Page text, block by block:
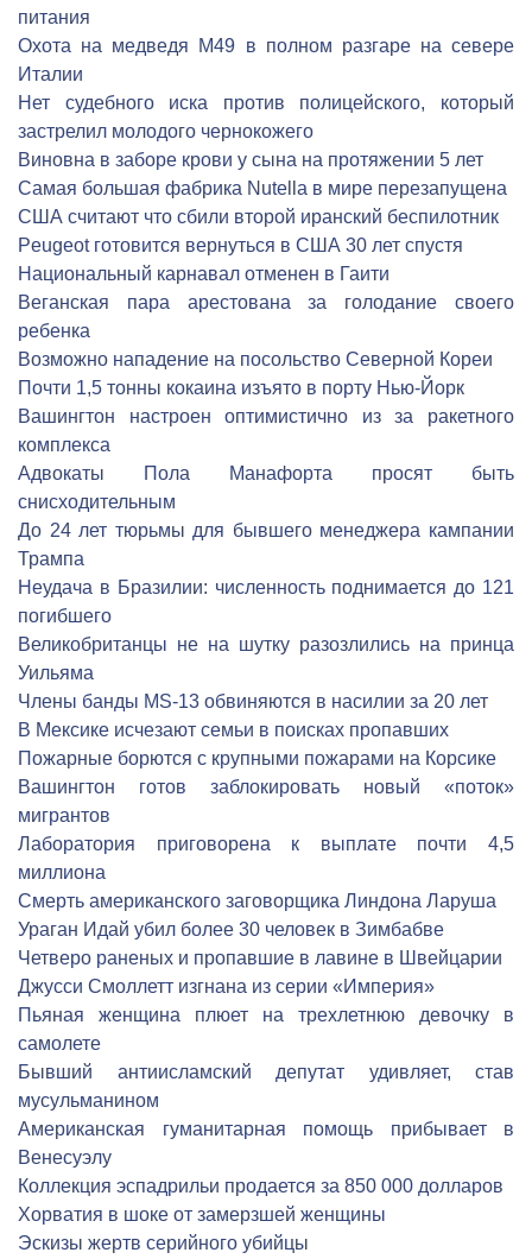
питания
Охота на медведя М49 в полном разгаре на севере
Италии
Нет судебного иска против полицейского, который
застрелил молодого чернокожего
Виновна в заборе крови у сына на протяжении 5 лет
Самая большая фабрика Nutella в мире перезапущена
США считают что сбили второй иранский беспилотник
Peugeot готовится вернуться в США 30 лет спустя
Национальный карнавал отменен в Гаити
Веганская пара арестована за голодание своего
ребенка
Возможно нападение на посольство Северной Кореи
Почти 1,5 тонны кокаина изъято в порту Нью-Йорк
Вашингтон настроен оптимистично из за ракетного
комплекса
Адвокаты Пола Манафорта просят быть
снисходительным
До 24 лет тюрьмы для бывшего менеджера кампании
Трампа
Неудача в Бразилии: численность поднимается до 121
погибшего
Великобританцы не на шутку разозлились на принца
Уильяма
Члены банды MS-13 обвиняются в насилии за 20 лет
В Мексике исчезают семьи в поисках пропавших
Пожарные борются с крупными пожарами на Корсике
Вашингтон готов заблокировать новый «поток»
мигрантов
Лаборатория приговорена к выплате почти 4,5
миллиона
Смерть американского заговорщика Линдона Ларуша
Ураган Идай убил более 30 человек в Зимбабве
Четверо раненых и пропавшие в лавине в Швейцарии
Джусси Смоллетт изгнана из серии «Империя»
Пьяная женщина плюет на трехлетнюю девочку в
самолете
Бывший антиисламский депутат удивляет, став
мусульманином
Американская гуманитарная помощь прибывает в
Венесуэлу
Коллекция эспадрильи продается за 850 000 долларов
Хорватия в шоке от замерзшей женщины
Эскизы жертв серийного убийцы